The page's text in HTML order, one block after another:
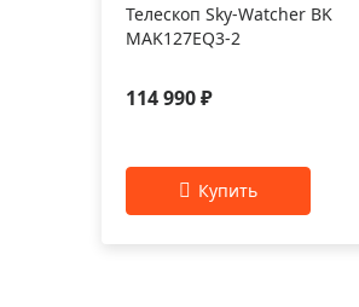
Телескоп Sky-Watcher BK
MAK127EQ3-2
114 990 ₽